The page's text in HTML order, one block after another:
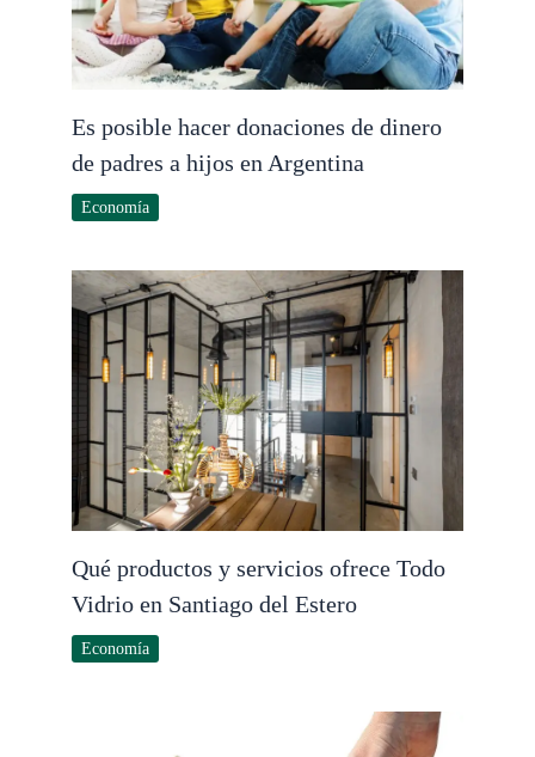
Es posible hacer donaciones de dinero
de padres a hijos en Argentina
Economía
Qué productos y servicios ofrece Todo
Vidrio en Santiago del Estero
Economía